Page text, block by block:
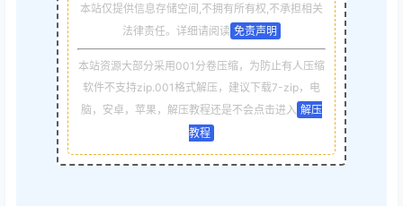
本站仅提供信息存储空间,不拥有所有权,不承担相关
法律责任。详细请阅读 免责声明
本站资源大部分采用001分卷压缩，为防止有人压缩
软件不支持zip.001格式解压，建议下载7-zip，电
脑，安卓，苹果，解压教程还是不会点击进入 解压
教程